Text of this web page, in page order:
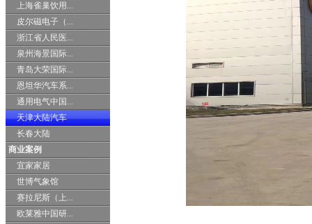
上海雀巢饮用...
皮尔磁电子（...
浙江省人民医...
泉州海景国际...
青岛大荣国际...
恩坦华汽车系...
通用电气中国...
天津大陆汽车
长春大陆
商业案例
宜家家居
世博气象馆
赛拉尼斯（上...
欧莱雅中国研...